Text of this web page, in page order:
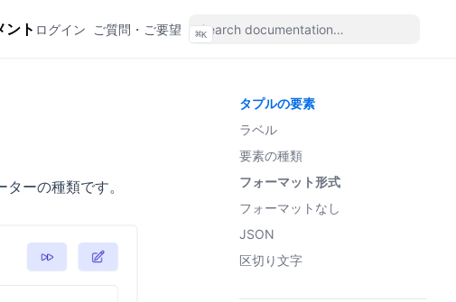
ント ログイン (opens in a new tab)
ご質問・ご要望 (opens in a new tab)
⌘K
タプルの要素
ラベル
要素の種類
フォーマット形式
フォーマットなし
JSON
区切り文字
ーの種類です。